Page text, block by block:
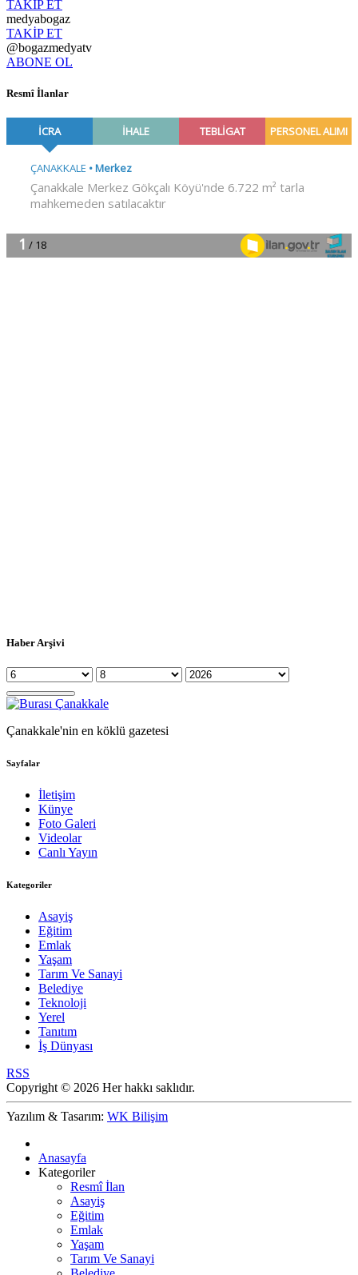
TAKİP ET
medyabogaz
TAKİP ET
@bogazmedyatv
ABONE OL
Resmî İlanlar
Haber Arşivi
Çanakkale'nin en köklü gazetesi
Sayfalar
İletişim
Künye
Foto Galeri
Videolar
Canlı Yayın
Kategoriler
Asayiş
Eğitim
Emlak
Yaşam
Tarım Ve Sanayi
Belediye
Teknoloji
Yerel
Tanıtım
İş Dünyası
RSS
Copyright © 2026 Her hakkı saklıdır.
Yazılım & Tasarım: WK Bilişim
Anasayfa
Kategoriler
Resmî İlan
Asayiş
Eğitim
Emlak
Yaşam
Tarım Ve Sanayi